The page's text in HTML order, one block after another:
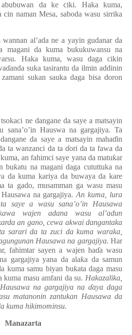
da ke ciki. Haka kuma,
cin naman Mesa, saboda wasu sirrika
wannan al’ada ne a yayin gudanar da
magani da kuma bukukuwansu na
Haka kuma, wasu daga cikin
ɗanda suka tasirantu da ilmin addinin
sukan sauka daga bisa doron
ne dangane da saye a matsayin
sana’o’in Hauswa na gargajiya. Ta
da saye a matsayin mahaɗin
ta wanzanci da ta ɗori da ta fawa da
an fahimci saye yana da matuƙar
buƙatu na magani daga cututtuka na
da kuma kariya da buwaya da kare
ta gado, musamman ga wasu masu
Hausawa na gargajiya.An kuma, lura
saye a wasu sana’o’in Hausawa
wajen adana wasu al’adun
an gano, cewa akwai dangantaka
sarari da ta zuci da kuma waraka,
Hausawa na gargajiya. Har
fahimtar sayen a wajen haɗa wasu
gargajiya yana da alaƙa da samun
kuma samu biyan buƙata daga masu
kuma masu amfani da su. Hakazalika,
na gargajiya na ɗaya daga
matanonin zantukan Hausawa da
kuma hikimominsu.
Manazarta